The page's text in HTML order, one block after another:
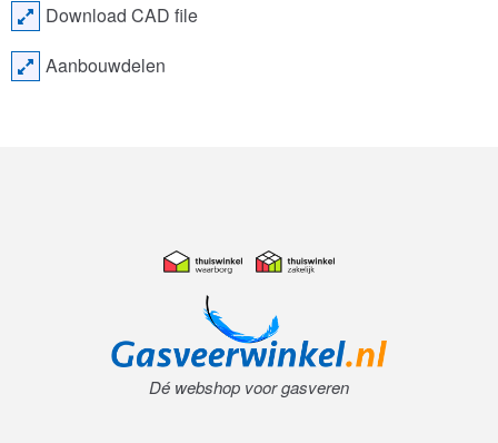
Download CAD file
Aanbouwdelen
Dé webshop voor gasveren